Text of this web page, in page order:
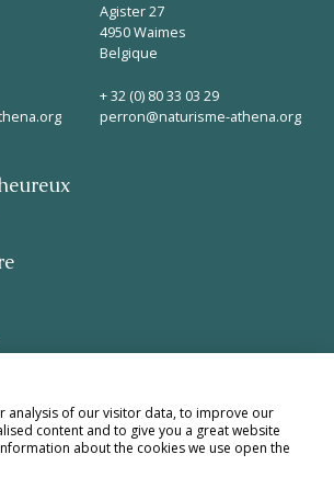
Agister 27
4950 Waimes
Belgique
+ 32 (0) 80 33 03 29
perron@naturisme-athena.org
Haine
analysis of our visitor data, to improve our
content and to give you a great website
about the cookies we use open the